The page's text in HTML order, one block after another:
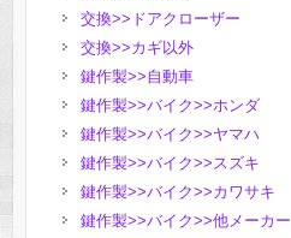
交換>>ドアクローザー
交換>>カギ以外
鍵作製>>自動車
鍵作製>>バイク>>ホンダ
鍵作製>>バイク>>ヤマハ
鍵作製>>バイク>>スズキ
鍵作製>>バイク>>カワサキ
鍵作製>>バイク>>他メーカー